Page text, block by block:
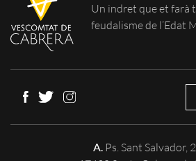
Un indret que et farà
feudalisme de l’Edat
A. Ps. Sant Salvador,